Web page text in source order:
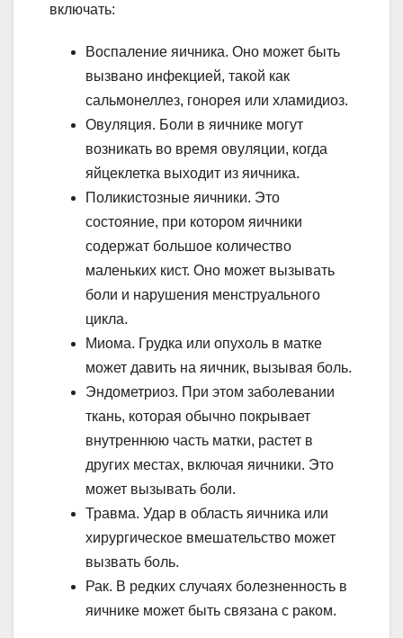
включать:
Воспаление яичника. Оно может быть
вызвано инфекцией, такой как
сальмонеллез, гонорея или хламидиоз.
Овуляция. Боли в яичнике могут
возникать во время овуляции, когда
яйцеклетка выходит из яичника.
Поликистозные яичники. Это
состояние, при котором яичники
содержат большое количество
маленьких кист. Оно может вызывать
боли и нарушения менструального
цикла.
Миома. Грудка или опухоль в матке
может давить на яичник, вызывая боль.
Эндометриоз. При этом заболевании
ткань, которая обычно покрывает
внутреннюю часть матки, растет в
других местах, включая яичники. Это
может вызывать боли.
Травма. Удар в область яичника или
хирургическое вмешательство может
вызвать боль.
Рак. В редких случаях болезненность в
яичнике может быть связана с раком.